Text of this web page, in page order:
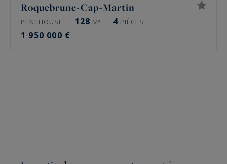
Roquebrune-Cap-Martin
PENTHOUSE 128 M² 4 PIÈCES
1 950 000 €